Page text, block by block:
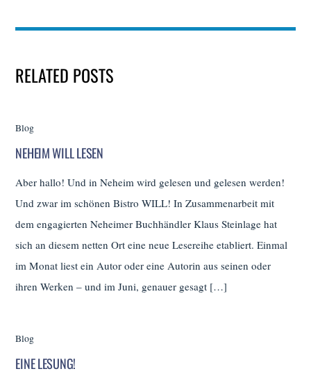
RELATED POSTS
Blog
NEHEIM WILL LESEN
Aber hallo! Und in Neheim wird gelesen und gelesen werden!
Und zwar im schönen Bistro WILL! In Zusammenarbeit mit
dem engagierten Neheimer Buchhändler Klaus Steinlage hat
sich an diesem netten Ort eine neue Lesereihe etabliert. Einmal
im Monat liest ein Autor oder eine Autorin aus seinen oder
ihren Werken – und im Juni, genauer gesagt […]
Blog
EINE LESUNG!